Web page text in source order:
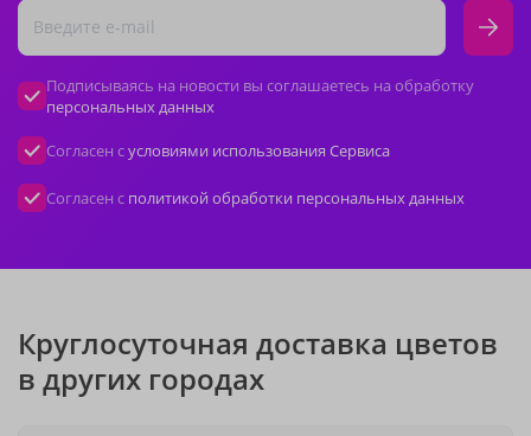
Подписываясь на новости вы соглашаетесь на обработку
персональных данных
Согласен сусловиями использования Сервиса
Согласен с политикой обработки персональных данных
Круглосуточная доставка цветов
в других городах